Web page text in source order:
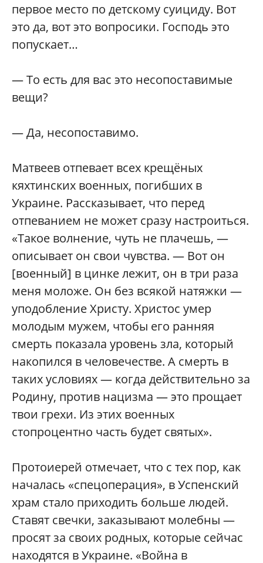
первое место по детскому суициду. Вот
это да, вот это вопросики. Господь это
попускает…
— То есть для вас это несопоставимые
вещи?
— Да, несопоставимо.
Матвеев отпевает всех крещёных
кяхтинских военных, погибших в
Украине. Рассказывает, что перед
отпеванием не может сразу настроиться.
«Такое волнение, чуть не плачешь, —
описывает он свои чувства. — Вот он
[военный] в цинке лежит, он в три раза
меня моложе. Он без всякой натяжки —
уподобление Христу. Христос умер
молодым мужем, чтобы его ранняя
смерть показала уровень зла, который
накопился в человечестве. А смерть в
таких условиях — когда действительно за
Родину, против нацизма — это прощает
твои грехи. Из этих военных
стопроцентно часть будет святых».
Протоиерей отмечает, что с тех пор, как
началась «спецоперация», в Успенский
храм стало приходить больше людей.
Ставят свечки, заказывают молебны —
просят за своих родных, которые сейчас
находятся в Украине. «Война в